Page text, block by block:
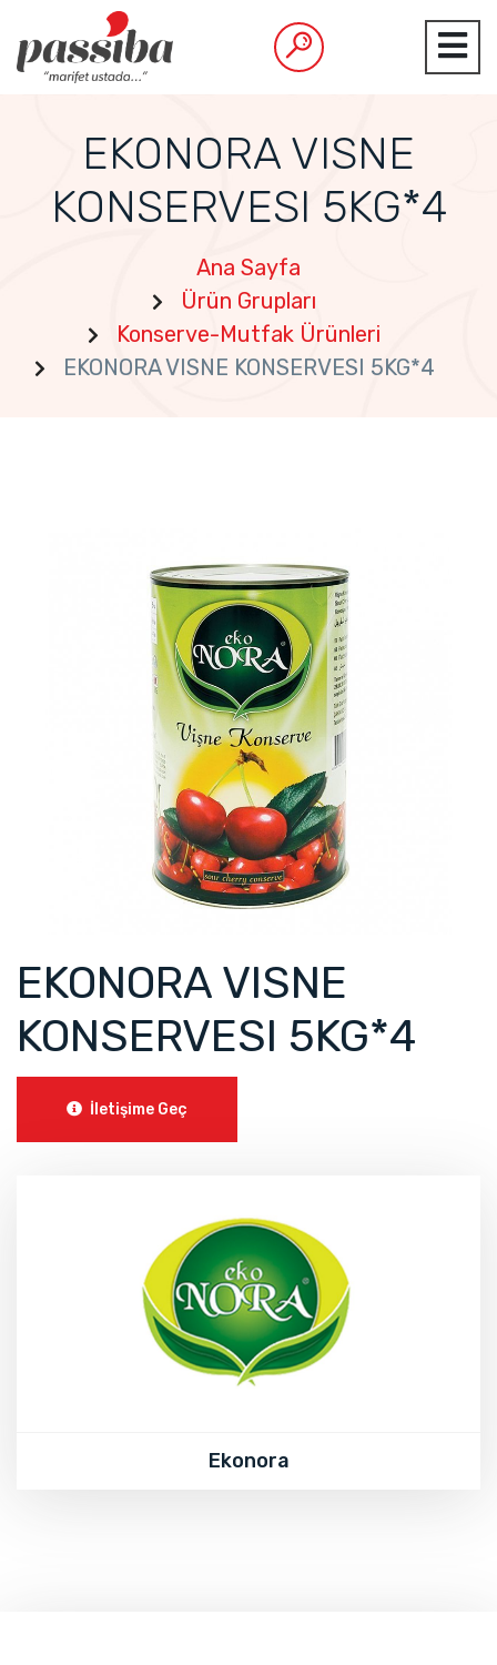
EKONORA VISNE
KONSERVESI 5KG*4
Ana Sayfa
Ürün Grupları
Konserve-Mutfak Ürünleri
EKONORA VISNE KONSERVESI 5KG*4
EKONORA VISNE
KONSERVESI 5KG*4
İletişime Geç
Ekonora